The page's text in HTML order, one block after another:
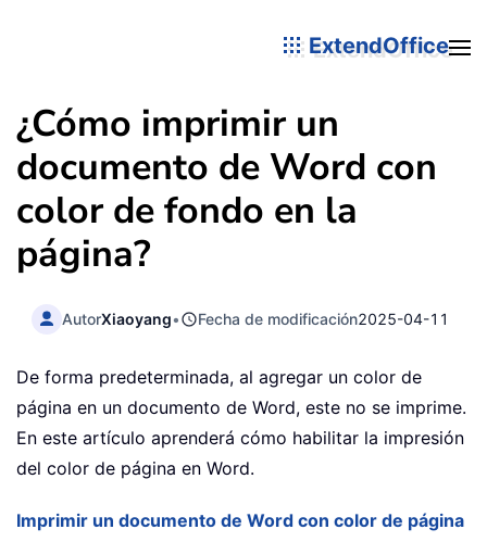
ExtendOffice
¿Cómo imprimir un
documento de Word con
color de fondo en la
página?
AutorXiaoyang• Fecha de modificación2025-04-11
De forma predeterminada, al agregar un color de
página en un documento de Word, este no se imprime.
En este artículo aprenderá cómo habilitar la impresión
del color de página en Word.
Imprimir un documento de Word con color de página